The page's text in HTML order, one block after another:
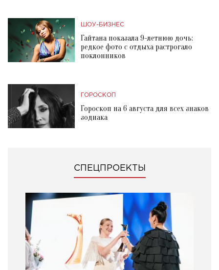
ШОУ-БИЗНЕС
Гайтана показала 9-летнюю дочь:
редкое фото с отдыха растрогало
поклонников
ГОРОСКОП
Гороскоп на 6 августа для всех знаков
зодиака
СПЕЦПРОЕКТЫ